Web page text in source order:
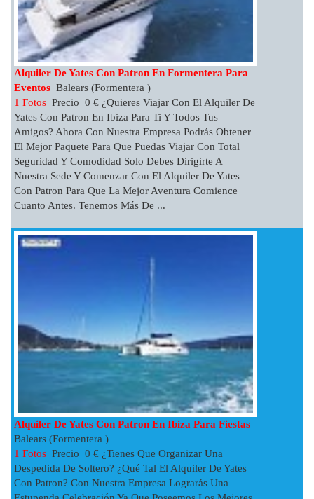
Alquiler De Yates Con Patron En Formentera Para
Eventos Balears (Formentera )
1 Fotos Precio 0 € ¿Quieres Viajar Con El Alquiler De
Yates Con Patron En Ibiza Para Ti Y Todos Tus
Amigos? Ahora Con Nuestra Empresa Podrás Obtener
El Mejor Paquete Para Que Puedas Viajar Con Total
Seguridad Y Comodidad Solo Debes Dirigirte A
Nuestra Sede Y Comenzar Con El Alquiler De Yates
Con Patron Para Que La Mejor Aventura Comience
Cuanto Antes. Tenemos Más De ...
Alquiler De Yates Con Patron En Ibiza Para Fiestas
Balears (Formentera )
1 Fotos Precio 0 € ¿Tienes Que Organizar Una
Despedida De Soltero? ¿Qué Tal El Alquiler De Yates
Con Patron? Con Nuestra Empresa Lograrás Una